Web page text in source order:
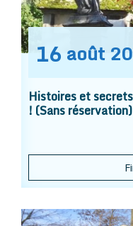
16 août
Histoires et
! (Sans